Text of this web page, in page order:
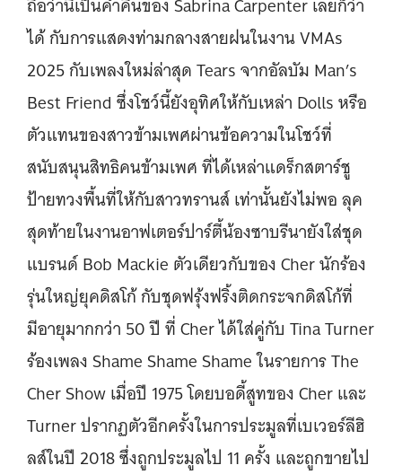
ได้ กับการแสดงท่ามกลางสายฝนในงาน VMAs
2025 กับเพลงใหม่ล่าสุด Tears จากอัลบัม Man’s
Best Friend ซึ่งโชว์นี้ยังอุทิศให้กับเหล่า Dolls หรือ
ตัวแทนของสาวข้ามเพศผ่านข้อความในโชว์ที่
สนับสนุนสิทธิคนข้ามเพศ ที่ได้เหล่าแดร็กสตาร์ชู
ป้ายทวงพื้นที่ให้กับสาวทรานส์ เท่านั้นยังไม่พอ ลุค
สุดท้ายในงานอาฟเตอร์ปาร์ตี้น้องซาบรีนายังใส่ชุด
แบรนด์ Bob Mackie ตัวเดียวกับของ Cher นักร้อง
รุ่นใหญ่ยุคดิสโก้ กับชุดฟรุ้งฟริ้งติดกระจกดิสโก้ที่
มีอายุมากกว่า 50 ปี ที่ Cher ได้ใส่คู่กับ Tina Turner
ร้องเพลง Shame Shame Shame ในรายการ The
Cher Show เมื่อปี 1975 โดยบอดี้สูทของ Cher และ
Turner ปรากฏตัวอีกครั้งในการประมูลที่เบเวอร์ลีฮิ
ลส์ในปี 2018 ซึ่งถูกประมูลไป 11 ครั้ง และถูกขายไป